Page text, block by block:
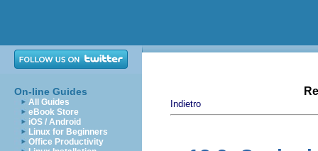
On-line Guides
All Guides
eBook Store
iOS / Android
Linux for Beginners
Office Productivity
Indietro